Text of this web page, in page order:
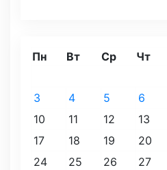
Пн Вт Ср Чт
3
4 5 6
10
11 12 13
17
18 19 20
24
25 26 27